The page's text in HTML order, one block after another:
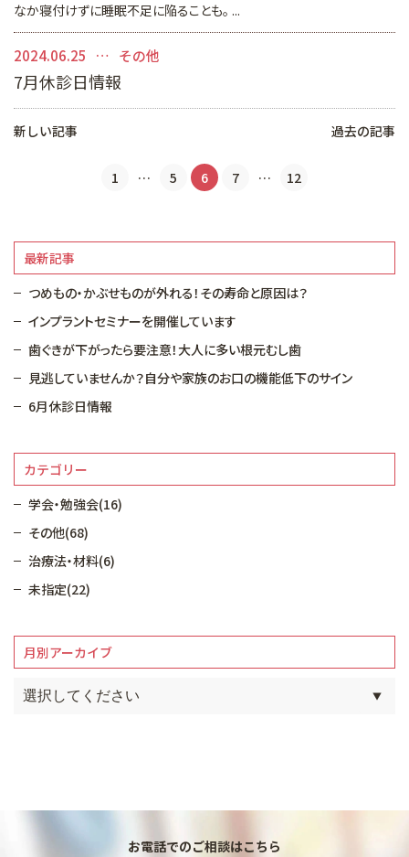
なか寝付けずに睡眠不足に陥ることも。 ...
2024.06.25 その他
7月休診日情報
新しい記事
1 … 5 6 7 … 12
過去の記事
最新記事
つめもの・かぶせものが外れる！その寿命と原因は？
インプラントセミナーを開催しています
歯ぐきが下がったら要注意！大人に多い根元むし歯
見逃していませんか？自分や家族のお口の機能低下のサイン
6月休診日情報
カテゴリー
学会・勉強会(16)
その他(68)
治療法・材料(6)
未指定(22)
月別アーカイブ
お電話でのご相談はこちら